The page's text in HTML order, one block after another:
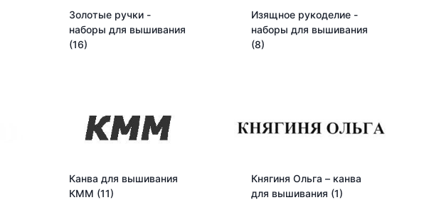
Золотые ручки -
наборы для вышивания
(16)
Изящное рукоделие -
наборы для вышивания
(8)
Канва для вышивания
КММ (11)
Княгиня Ольга – канва
для вышивания (1)